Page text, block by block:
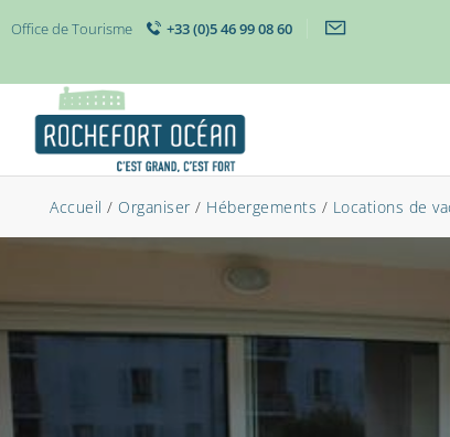
Office de Tourisme +33 (0)5 46 99 08 60
Accueil / Organiser / Hébergements / Locations de